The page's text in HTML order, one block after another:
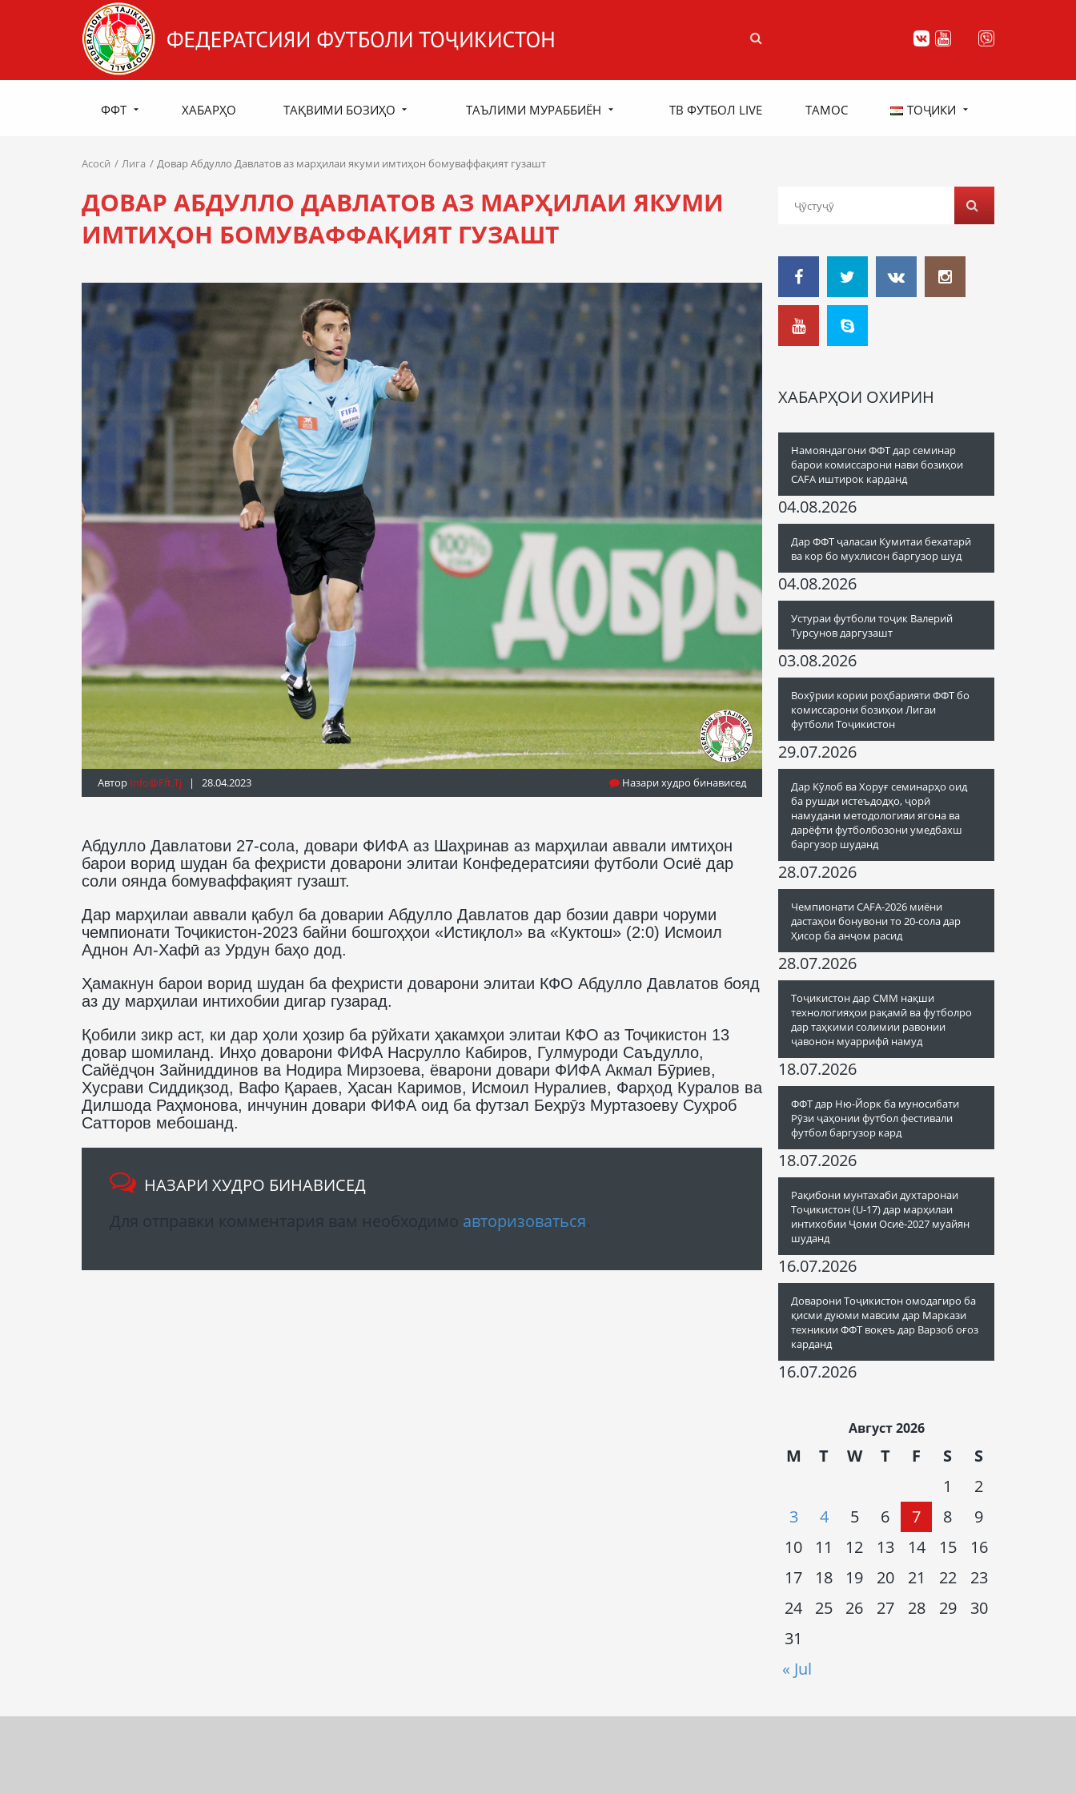
ФФТ ХАБАРҲО ТАҚВИМИ БОЗИҲО ТАЪЛИМИ МУРАББИЁН ТВ ФУТБОЛ LIVE ТАМОС ТОҶИКИ
Асосӣ Лига Довар Абдулло Давлатов аз марҳилаи якуми имтиҳон бомуваффақият гузашт
ДОВАР АБДУЛЛО ДАВЛАТОВ АЗ МАРҲИЛАИ ЯКУМИ
ИМТИҲОН БОМУВАФФАҚИЯТ ГУЗАШТ
Автор Info@fft.tj | 28.04.2023 Назари худро бинависед
Абдулло Давлатови 27-сола, довари ФИФА аз Шаҳринав аз марҳилаи аввали имтиҳон
барои ворид шудан ба феҳристи доварони элитаи Конфедератсияи футболи Осиё дар
соли оянда бомуваффақият гузашт.
Дар марҳилаи аввали қабул ба доварии Абдулло Давлатов дар бозии даври чоруми
чемпионати Тоҷикистон-2023 байни бошгоҳҳои «Истиқлол» ва «Куктош» (2:0) Исмоил
Аднон Ал-Хафӣ аз Урдун баҳо дод.
Ҳамакнун барои ворид шудан ба феҳристи доварони элитаи КФО Абдулло Давлатов бояд
аз ду марҳилаи интихобии дигар гузарад.
Қобили зикр аст, ки дар ҳоли ҳозир ба рӯйхати ҳакамҳои элитаи КФО аз Тоҷикистон 13
довар шомиланд. Инҳо доварони ФИФА Насрулло Кабиров, Гулмуроди Саъдулло,
Сайёдҷон Зайниддинов ва Нодира Мирзоева, ёварони довари ФИФА Акмал Бӯриев,
Хусрави Сиддиқзод, Вафо Қараев, Ҳасан Каримов, Исмоил Нуралиев, Фарҳод Куралов ва
Дилшода Раҳмонова, инчунин довари ФИФА оид ба футзал Беҳрӯз Муртазоеву Суҳроб
Сатторов мебошанд.
НАЗАРИ ХУДРО БИНАВИСЕД
авторизоваться
ХАБАРҲОИ ОХИРИН
Намояндагони ФФТ дар семинар
барои комиссарони нави бозиҳои
CAFA иштирок карданд
04.08.2026
Дар ФФТ ҷаласаи Кумитаи бехатарӣ
ва кор бо мухлисон баргузор шуд
04.08.2026
Устураи футболи тоҷик Валерий
Турсунов даргузашт
03.08.2026
Вохӯрии кории роҳбарияти ФФТ бо
комиссарони бозиҳои Лигаи
футболи Тоҷикистон
29.07.2026
Дар Кӯлоб ва Хоруғ семинарҳо оид
ба рушди истеъдодҳо, ҷорӣ
намудани методологияи ягона ва
дарёфти футболбозони умедбахш
баргузор шуданд
28.07.2026
Чемпионати CAFA-2026 миёни
дастаҳои бонувони то 20-сола дар
Ҳисор ба анҷом расид
28.07.2026
Тоҷикистон дар СММ нақши
технологияҳои рақамӣ ва футболро
дар таҳкими солимии равонии
ҷавонон муаррифӣ намуд
18.07.2026
ФФТ дар Ню-Йорк ба муносибати
Рӯзи ҷаҳонии футбол фестивали
футбол баргузор кард
18.07.2026
Рақибони мунтахаби духтаронаи
Тоҷикистон (U-17) дар марҳилаи
интихобии Ҷоми Осиё-2027 муайян
шуданд
16.07.2026
Доварони Тоҷикистон омодагиро ба
қисми дуюми мавсим дар Маркази
техникии ФФТ воқеъ дар Варзоб оғоз
карданд
16.07.2026
Август 2026
M T W T F S S
« Jul
1
2
3
4 5 6 7 8
9
10
11 12 13 14 15
16
17
18 19 20 21 22
23
24
25 26 27 28 29
30
31